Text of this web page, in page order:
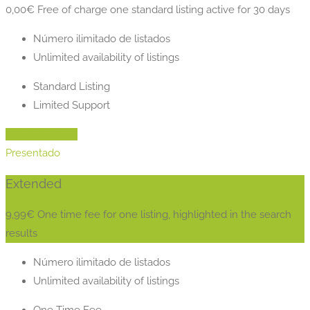
0,00€ Free of charge one standard listing active for 30 days
Número ilimitado de listados
Unlimited availability of listings
Standard Listing
Limited Support
Presentado
Extended
9,99€ One time fee for one listing, highlighted in the search
results
Número ilimitado de listados
Unlimited availability of listings